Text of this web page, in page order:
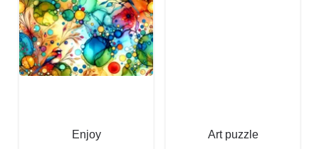
Enjoy
Art puzzle